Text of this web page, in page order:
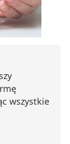
wszystkie